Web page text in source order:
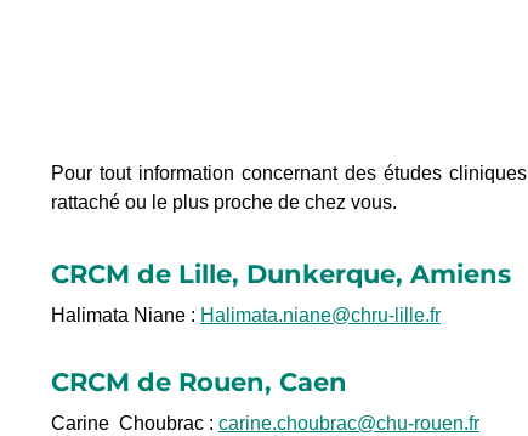
Pour tout information concernant des études
rattaché ou le plus proche de chez vous.
CRCM de Lille, Dunkerque, Amiens
Halimata Niane : Halimata.niane@chru-lille.fr
CRCM de Rouen, Caen
Carine Choubrac : carine.choubrac@chu-rouen.fr